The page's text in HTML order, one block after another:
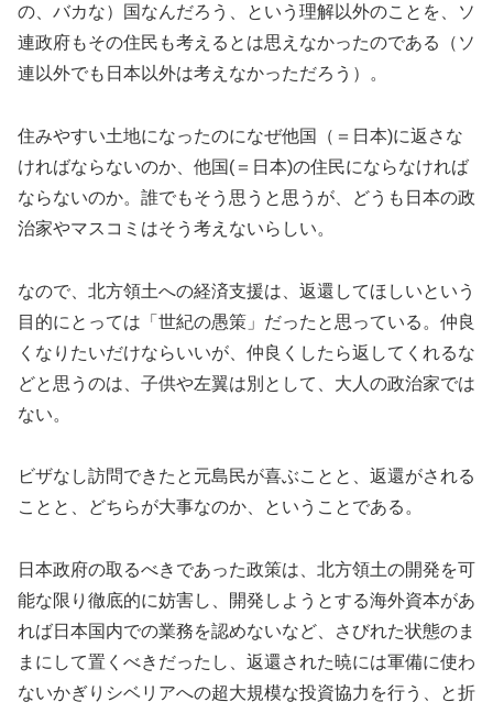
の、バカな）国なんだろう、という理解以外のことを、ソ
連政府もその住民も考えるとは思えなかったのである（ソ
連以外でも日本以外は考えなかっただろう）。
住みやすい土地になったのになぜ他国（＝日本)に返さな
ければならないのか、他国(＝日本)の住民にならなければ
ならないのか。誰でもそう思うと思うが、どうも日本の政
治家やマスコミはそう考えないらしい。
なので、北方領土への経済支援は、返還してほしいという
目的にとっては「世紀の愚策」だったと思っている。仲良
くなりたいだけならいいが、仲良くしたら返してくれるな
どと思うのは、子供や左翼は別として、大人の政治家では
ない。
ビザなし訪問できたと元島民が喜ぶことと、返還がされる
ことと、どちらが大事なのか、ということである。
日本政府の取るべきであった政策は、北方領土の開発を可
能な限り徹底的に妨害し、開発しようとする海外資本があ
れば日本国内での業務を認めないなど、さびれた状態のま
まにして置くべきだったし、返還された暁には軍備に使わ
ないかぎりシベリアへの超大規模な投資協力を行う、と折